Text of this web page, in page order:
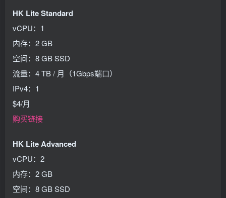
HK Lite Standard
vCPU：1
内存：2 GB
空间：8 GB SSD
流量：4 TB / 月（1Gbps端口）
IPv4：1
$4/月
购买链接
HK Lite Advanced
vCPU：2
内存：2 GB
空间：8 GB SSD